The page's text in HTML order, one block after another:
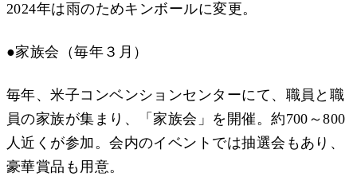
2024年は雨のためキンボールに変更。
●家族会（毎年３月）
毎年、米子コンベンションセンターにて、職員と職
員の家族が集まり、「家族会」を開催。約700～800
人近くが参加。会内のイベントでは抽選会もあり、
豪華賞品も用意。